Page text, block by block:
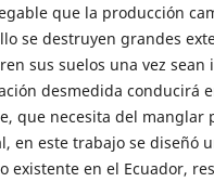
que la producción
se destruyen grandes
sus suelos una vez
desmedida conducirá
que necesita del
en este trabajo se diseñó
existente en el Ecuador,